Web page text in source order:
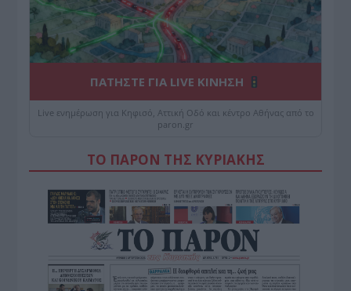
ΠΑΤΗΣΤΕ ΓΙΑ LIVE ΚΙΝΗΣΗ
Live ενημέρωση για Κηφισό, Αττική Οδό και κέντρο Αθήνας από το
paron.gr
ΤΟ ΠΑΡΟΝ ΤΗΣ ΚΥΡΙΑΚΗΣ